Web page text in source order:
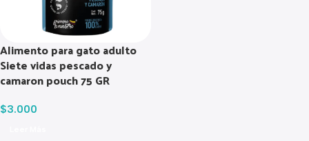
Alimento para gato adulto
Siete vidas pescado y
camaron pouch 75 GR
$3.000